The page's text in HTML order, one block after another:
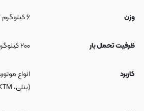
وزن ۶ کیلوگرم ⚖️
ظرفیت تحمل بار ۲۰۰ کیلوگرم 💪
کاربرد
انواع
(بنلی، KTM، هوندا، یاماها و …)